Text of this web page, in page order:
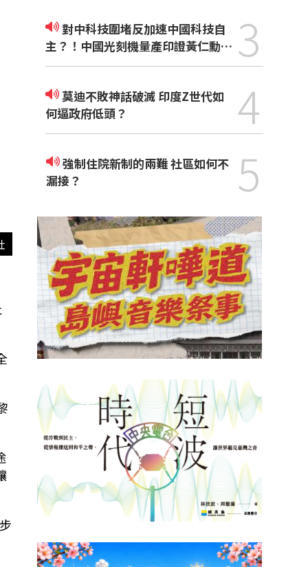
對中科技圍堵反加速中國科技自
主？！中國光刻機量產印證黃仁勳觀
點
3
莫迪不敗神話破滅 印度Z世代如
何逼政府低頭？
4
強制住院新制的兩難 社區如何不
漏接？
5